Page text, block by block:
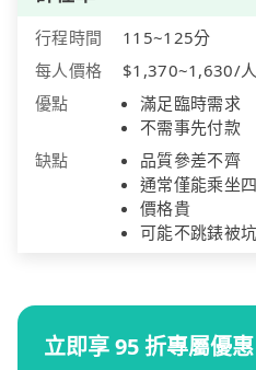
行程時間
115~125分
每人價格
$1,370~1,630/人
優點
滿足臨時需求
不需事先付款
缺點
品質參差不齊
通常僅能乘坐
價格貴
可能不跳錶被坑
立即享 95 折專屬優惠